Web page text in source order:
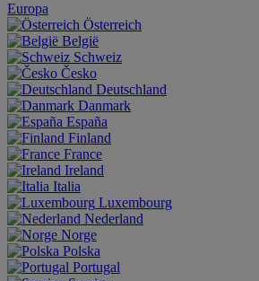
Europa
Österreich
België
Schweiz
Česko
Deutschland
Danmark
España
Finland
France
Ireland
Italia
Luxembourg
Nederland
Norge
Polska
Portugal